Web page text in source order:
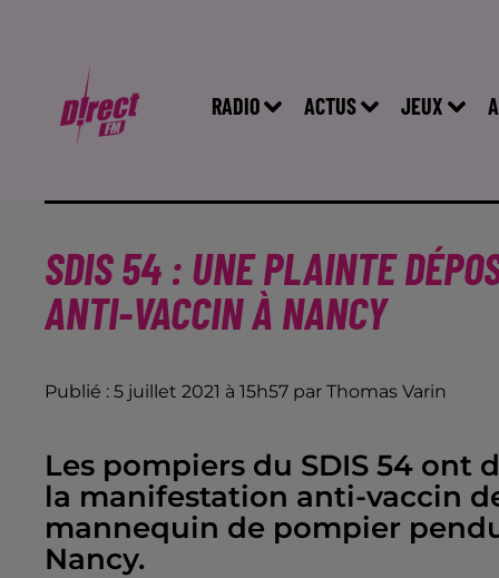
RADIO ACTUS JEUX
SDIS 54 : UNE PLAINTE
ANTI-VACCIN À NANCY
Publié : 5 juillet 2021 à 15h57 par Thomas Varin
Les pompiers du SDIS 54 ont
la manifestation anti-vaccin
mannequin de pompier
Nancy.